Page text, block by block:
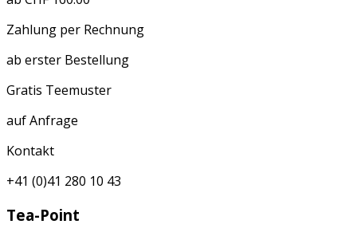
Zahlung per Rechnung
ab erster Bestellung
Gratis Teemuster
auf Anfrage
Kontakt
+41 (0)41 280 10 43
Tea-Point